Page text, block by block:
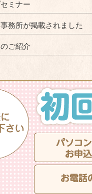
ミナー
務所が掲載されました
ご紹介